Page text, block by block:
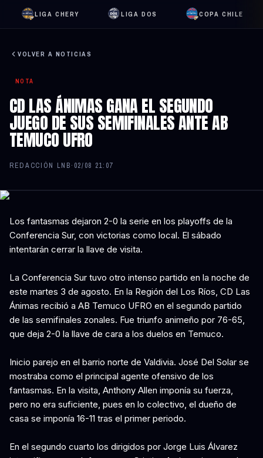
LIGA CHERY LIGA DOS COPA CHILE
VOLVER A NOTICIAS
NOTA
CD LAS ÁNIMAS GANA EL SEGUNDO
JUEGO DE SUS SEMIFINALES ANTE AB
TEMUCO UFRO
REDACCIÓN LNB· 02/08 21:07
Los fantasmas dejaron 2-0 la serie en los playoffs de la
Conferencia Sur, con victorias como local. El sábado
intentarán cerrar la llave de visita.
La Conferencia Sur tuvo otro intenso partido en la noche de
este martes 3 de agosto. En la Región del Los Ríos, CD Las
Ánimas recibió a AB Temuco UFRO en el segundo partido
de las semifinales zonales. Fue triunfo animeño por 76-65,
que deja 2-0 la llave de cara a los duelos en Temuco.
Inicio parejo en el barrio norte de Valdivia. José Del Solar se
mostraba como el principal agente ofensivo de los
fantasmas. En la visita, Anthony Allen imponía su fuerza,
pero no era suficiente, pues en lo colectivo, el dueño de
casa se imponía 16-11 tras el primer periodo.
En el segundo cuarto los dirigidos por Jorge Luis Álvarez